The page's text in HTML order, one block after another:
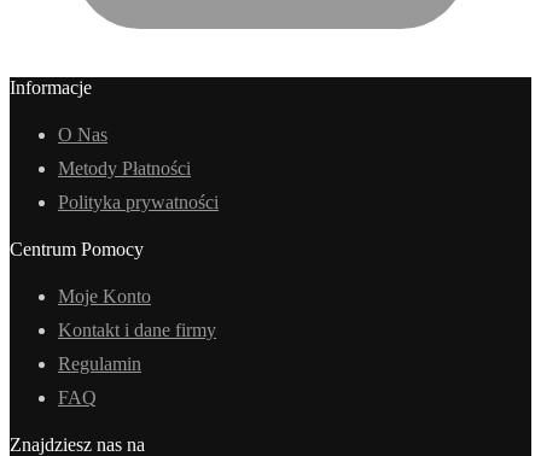
Informacje
O Nas
Metody Płatności
Polityka prywatności
Centrum Pomocy
Moje Konto
Kontakt i dane firmy
Regulamin
FAQ
Znajdziesz nas na